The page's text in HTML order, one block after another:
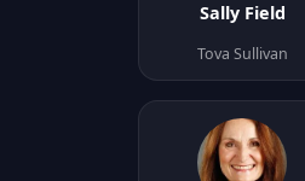
Sally Field
Tova Sullivan